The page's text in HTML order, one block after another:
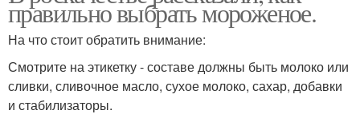
правильно выбрать мороженое.
На что стоит обратить внимание:
Смотрите на этикетку - составе должны быть молоко или
сливки, сливочное масло, сухое молоко, сахар, добавки
и стабилизаторы.